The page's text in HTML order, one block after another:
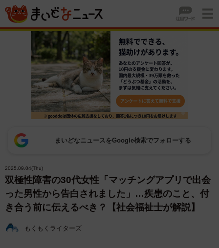
まいどなニュースをGoogle検索でフォローする
2025.09.04(Thu)
双極性障害の30代女性「マッチングアプリで出会
った男性から告白されました」…疾患のこと、付
き合う前に伝えるべき？【社会福祉士が解説】
もくもくライターズ